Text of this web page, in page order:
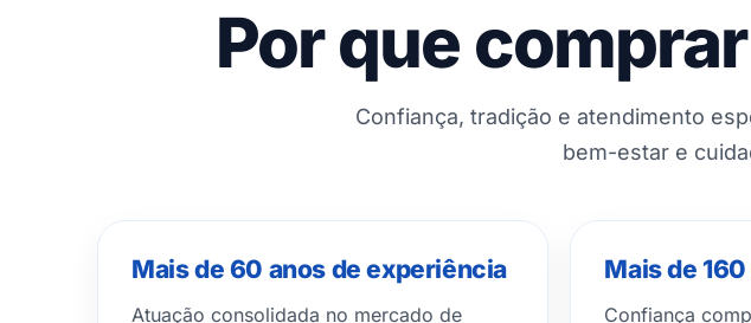
Por que
Confiança, tradição e atendimento
bem-estar e
Mais de 60 anos de experiência
Atuação consolidada no mercado de
Mais de
Confiança